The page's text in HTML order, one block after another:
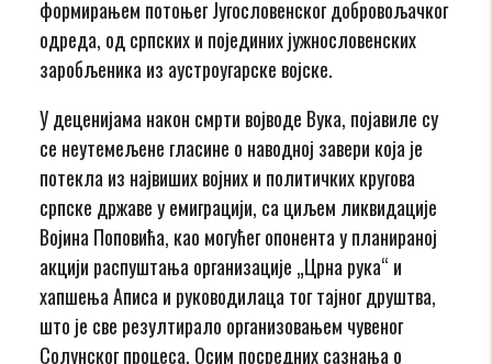
формирањем потоњег Југословенског добровољачког
одреда, од српских и појединих јужнословенских
заробљеника из аустроугарске војске.
У деценијама након смрти војводе Вука, појавиле су
се неутемељене гласине о наводној завери која је
потекла из највиших војних и политичких кругова
српске државе у емиграцији, са циљем ликвидације
Војина Поповића, као могућег опонента у планираној
акцији распуштања организације „Црна рука“ и
хапшења Аписа и руководилаца тог тајног друштва,
што је све резултирало организовањем чувеног
Солунског процеса. Осим посредних сазнања о